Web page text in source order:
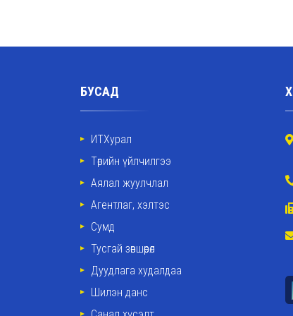
БУСАД
ИТХурал
Төрийн үйлчилгээ
Аялал жуулчлал
Агентлаг, хэлтэс
Сумд
Тусгай зөвшөөрөл
Дуудлага худалдаа
Шилэн данс